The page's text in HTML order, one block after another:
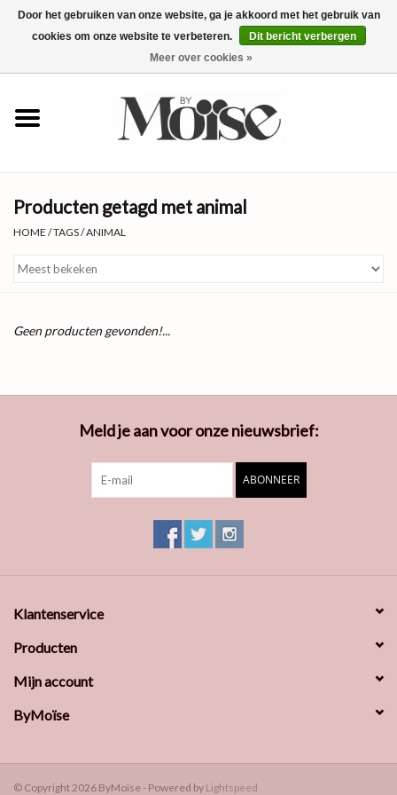
0 Artikelen - €0,00
€15✴
KLEDING
SIERADEN
Producten getagd met animal
HOME /TAGS/ANIMAL
Geen producten gevonden!...
Meld je aan voor onze nieuwsbrief:
ABONNEER
Klantenservice
Producten
Mijn account
ByMoïse
© Copyright 2026 ByMoïse - Powered by Lightspeed
Door het gebruiken van onze website, ga je akkoord met het gebruik van
cookies om onze website te verbeteren.
Dit bericht verbergen
Meer over cookies »